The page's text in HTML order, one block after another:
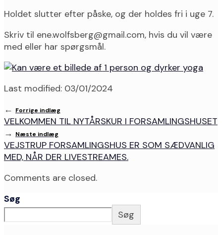
Holdet slutter efter påske, og der holdes fri i uge 7.
Skriv til ene.wolfsberg@gmail.com, hvis du vil være
med eller har spørgsmål.
Last modified: 03/01/2024
← Forrige indlæg
VELKOMMEN TIL NYTÅRSKUR I FORSAMLINGSHUSET
→ Næste indlæg
VEJSTRUP FORSAMLINGSHUS ER SOM SÆDVANLIG
MED, NÅR DER LIVESTREAMES.
Comments are closed.
Søg
Søg